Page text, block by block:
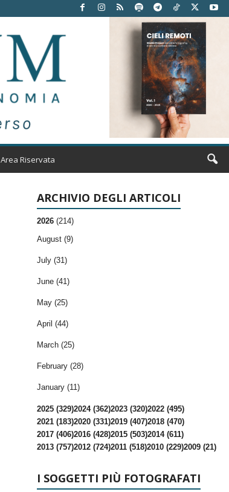
Area Riservata
ARCHIVIO DEGLI ARTICOLI
2026 (214)
August (9)
July (31)
June (41)
May (25)
April (44)
March (25)
February (28)
January (11)
2025 (329)2024 (362)2023 (320)2022 (495)
2021 (183)2020 (331)2019 (407)2018 (470)
2017 (406)2016 (428)2015 (503)2014 (611)
2013 (757)2012 (724)2011 (518)2010 (229)2009 (21)
I SOGGETTI PIÙ FOTOGRAFATI